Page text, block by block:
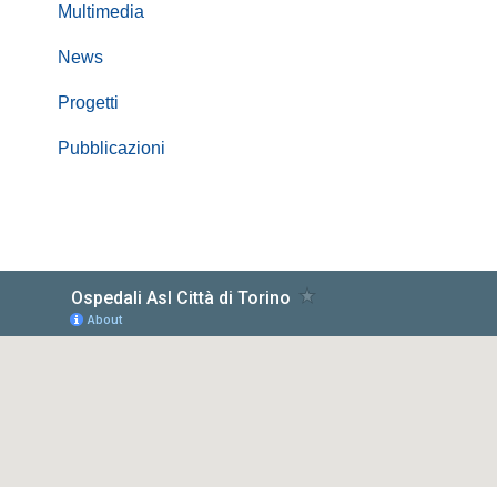
Multimedia
News
Progetti
Pubblicazioni